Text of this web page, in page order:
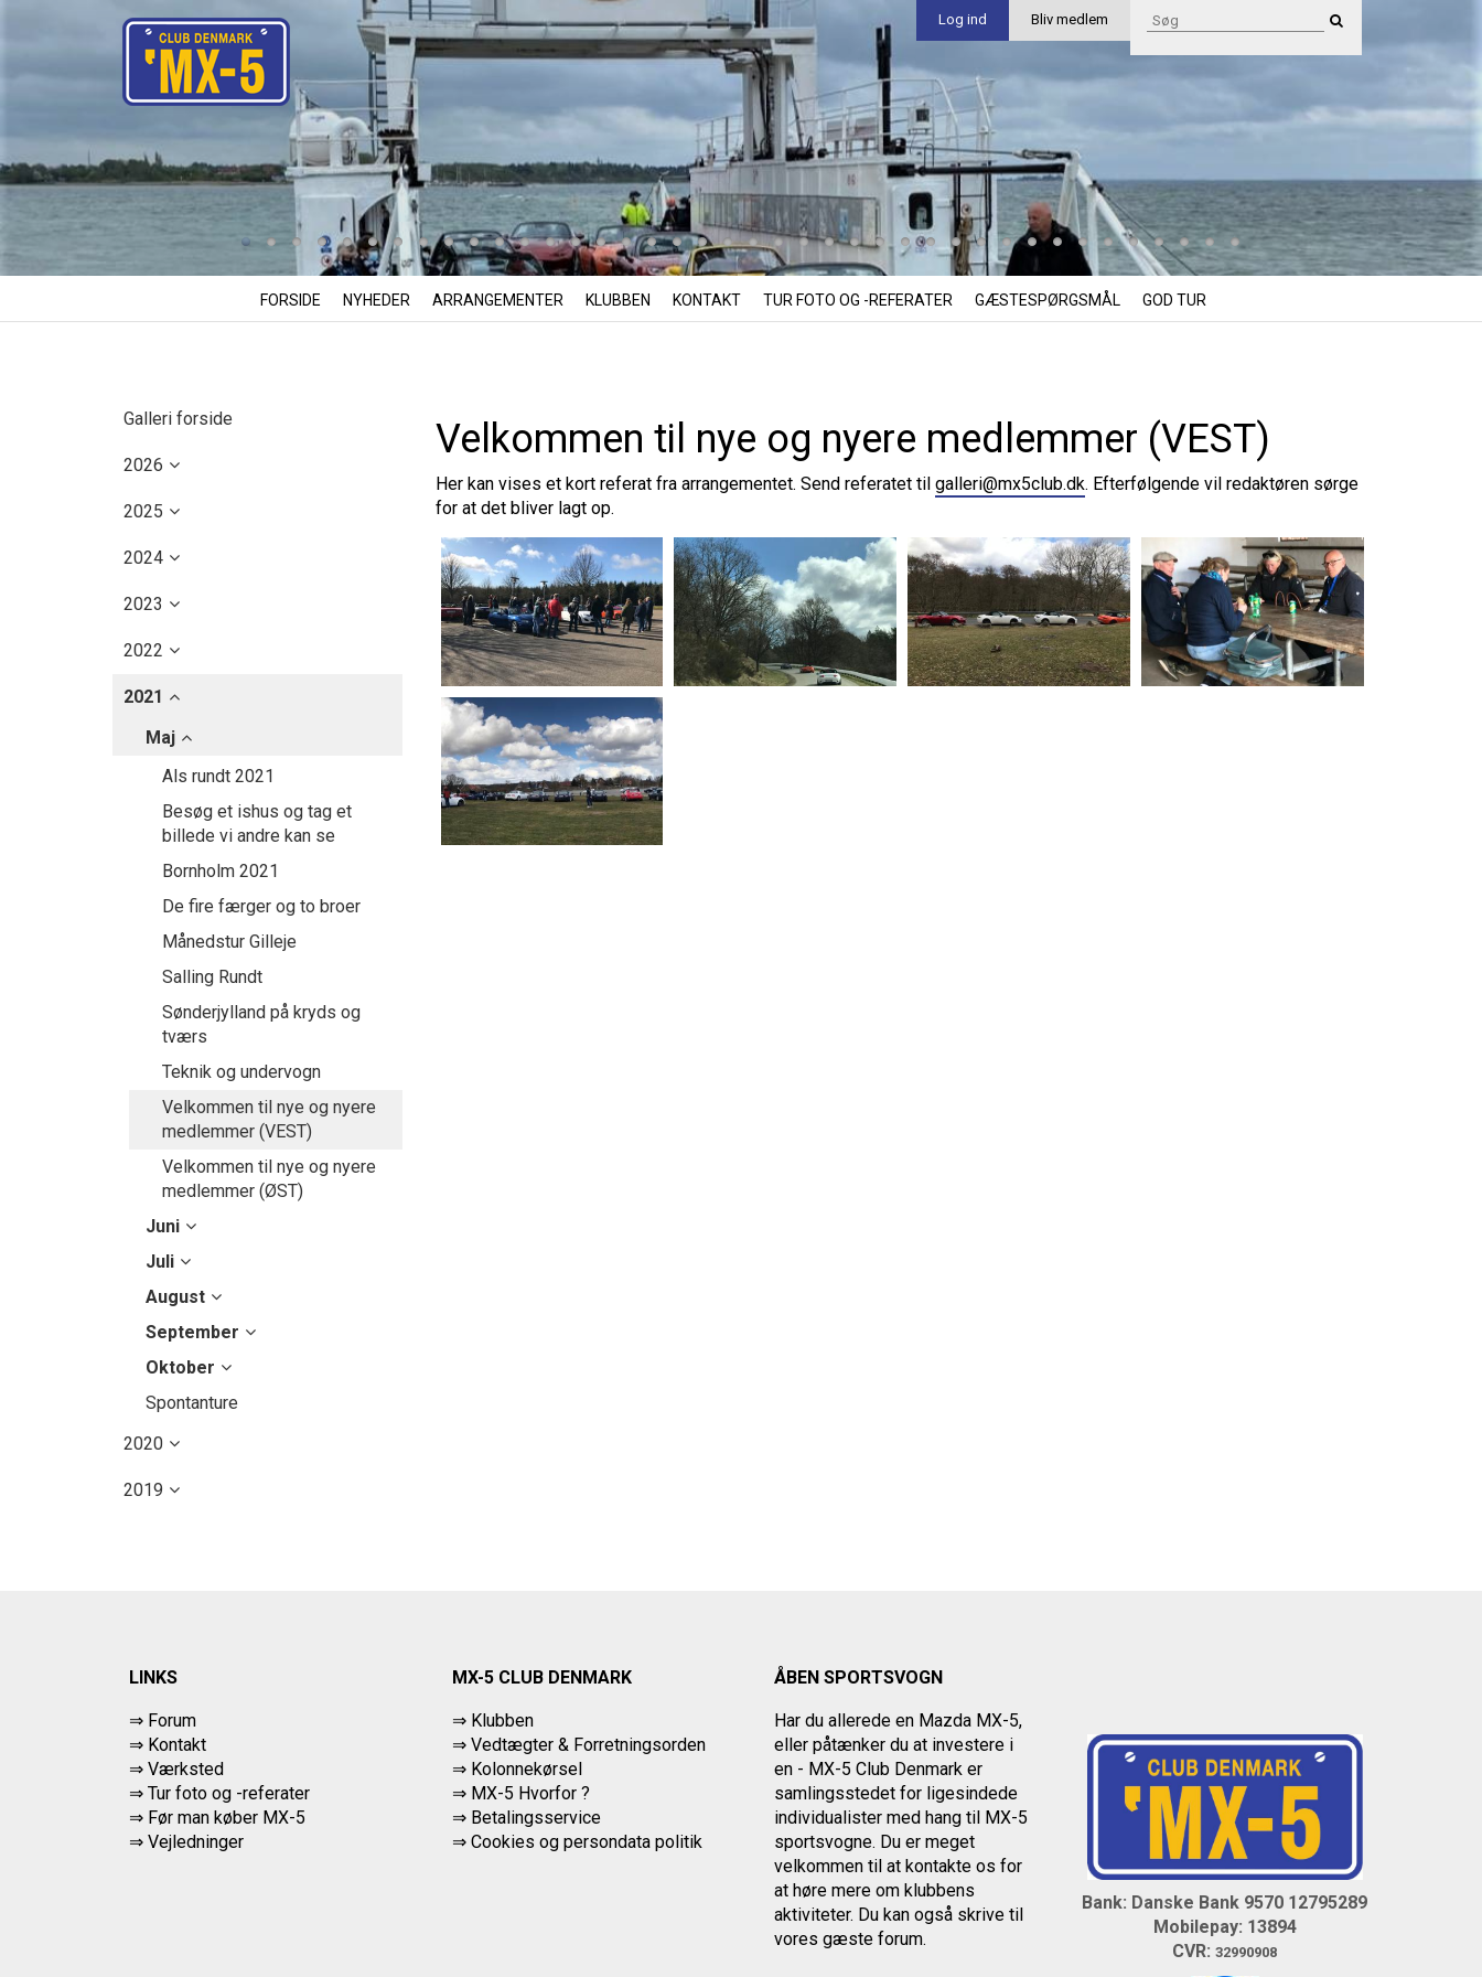
Log ind Bliv medlem
FORSIDE NYHEDER ARRANGEMENTER KLUBBEN KONTAKT TUR FOTO OG -REFERATER GÆSTESPØRGSMÅL GOD TUR
Galleri forside
2026
2025
2024
2023
2022
2021
Maj
Als rundt 2021
Besøg et ishus og tag et
billede vi andre kan se
Bornholm 2021
De fire færger og to broer
Månedstur Gilleje
Salling Rundt
Sønderjylland på kryds og
tværs
Teknik og undervogn
Velkommen til nye og nyere
medlemmer (VEST)
Velkommen til nye og nyere
medlemmer (ØST)
Juni
Juli
August
September
Oktober
Spontanture
2020
2019
Velkommen til nye og nyere medlemmer (VEST)
Her kan vises et kort referat fra arrangementet. Send referatet til galleri@mx5club.dk. Efterfølgende vil redaktøren sørge
for at det bliver lagt op.
LINKS
⇒ Forum
⇒ Kontakt
⇒ Værksted
⇒ Tur foto og -referater
⇒ Før man køber MX-5
⇒ Vejledninger
MX-5 CLUB DENMARK
⇒ Klubben
⇒ Vedtægter & Forretningsorden
⇒ Kolonnekørsel
⇒ MX-5 Hvorfor ?
⇒ Betalingsservice
⇒ Cookies og persondata politik
ÅBEN SPORTSVOGN
Har du allerede en Mazda MX-5,
eller påtænker du at investere i
en - MX-5 Club Denmark er
samlingsstedet for ligesindede
individualister med hang til MX-5
sportsvogne. Du er meget
velkommen til at kontakte os for
at høre mere om klubbens
aktiviteter. Du kan også skrive til
vores gæste forum.
Bank: Danske Bank 9570 12795289
Mobilepay: 13894
CVR:32990908